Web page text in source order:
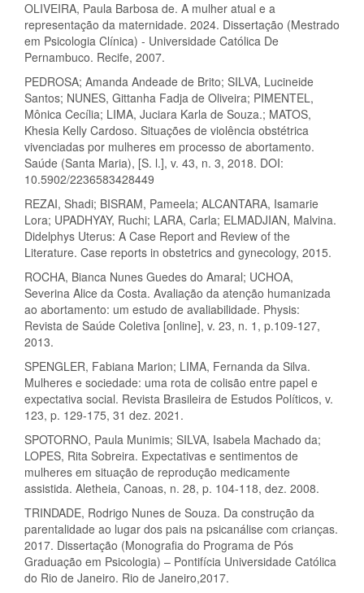
OLIVEIRA, Paula Barbosa de. A mulher atual e a
representação da maternidade. 2024. Dissertação (Mestrado
em Psicologia Clínica) - Universidade Católica De
Pernambuco. Recife, 2007.
PEDROSA; Amanda Andeade de Brito; SILVA, Lucineide
Santos; NUNES, Gittanha Fadja de Oliveira; PIMENTEL,
Mônica Cecília; LIMA, Juciara Karla de Souza.; MATOS,
Khesia Kelly Cardoso. Situações de violência obstétrica
vivenciadas por mulheres em processo de abortamento.
Saúde (Santa Maria), [S. l.], v. 43, n. 3, 2018. DOI:
10.5902/2236583428449
REZAI, Shadi; BISRAM, Pameela; ALCANTARA, Isamarie
Lora; UPADHYAY, Ruchi; LARA, Carla; ELMADJIAN, Malvina.
Didelphys Uterus: A Case Report and Review of the
Literature. Case reports in obstetrics and gynecology, 2015.
ROCHA, Bianca Nunes Guedes do Amaral; UCHOA,
Severina Alice da Costa. Avaliação da atenção humanizada
ao abortamento: um estudo de avaliabilidade. Physis:
Revista de Saúde Coletiva [online], v. 23, n. 1, p.109-127,
2013.
SPENGLER, Fabiana Marion; LIMA, Fernanda da Silva.
Mulheres e sociedade: uma rota de colisão entre papel e
expectativa social. Revista Brasileira de Estudos Políticos, v.
123, p. 129-175, 31 dez. 2021.
SPOTORNO, Paula Munimis; SILVA, Isabela Machado da;
LOPES, Rita Sobreira. Expectativas e sentimentos de
mulheres em situação de reprodução medicamente
assistida. Aletheia, Canoas, n. 28, p. 104-118, dez. 2008.
TRINDADE, Rodrigo Nunes de Souza. Da construção da
parentalidade ao lugar dos pais na psicanálise com crianças.
2017. Dissertação (Monografia do Programa de Pós
Graduação em Psicologia) – Pontifícia Universidade Católica
do Rio de Janeiro. Rio de Janeiro,2017.